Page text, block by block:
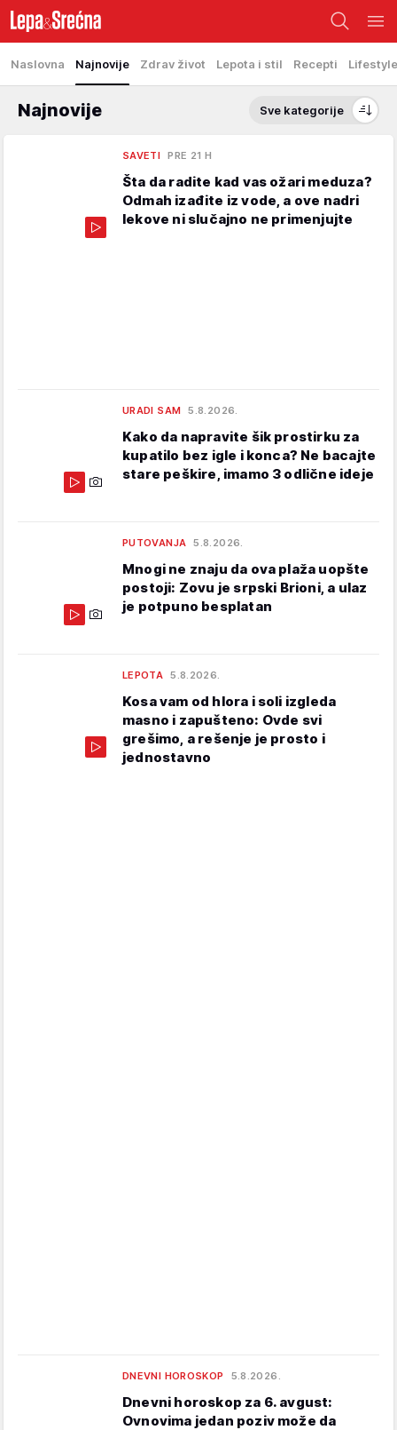
Naslovna Najnovije Zdrav život Lepota i stil Recepti Lifestyle
Najnovije Sve kategorije
SAVETI PRE 21 H
Šta da radite kad vas ožari meduza?
Odmah izađite iz vode, a ove nadri
lekove ni slučajno ne primenjujte
URADI SAM 5.8.2026.
Kako da napravite šik prostirku za
kupatilo bez igle i konca? Ne bacajte
stare peškire, imamo 3 odlične ideje
PUTOVANJA 5.8.2026.
Mnogi ne znaju da ova plaža uopšte
postoji: Zovu je srpski Brioni, a ulaz
je potpuno besplatan
LEPOTA 5.8.2026.
Kosa vam od hlora i soli izgleda
masno i zapušteno: Ovde svi
grešimo, a rešenje je prosto i
jednostavno
DNEVNI HOROSKOP 5.8.2026.
Dnevni horoskop za 6. avgust:
Ovnovima jedan poziv može da